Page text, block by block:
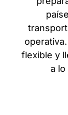
flexible y
a